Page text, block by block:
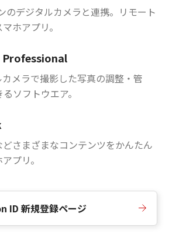
のデジタルカメラと連携。リモート
ホアプリ。
メラで撮影した写真の調整・管
ソフトウエア。
さまざまなコンテンツをかんたん
プリ。
ID 新規登録ページ